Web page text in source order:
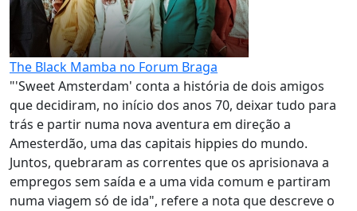
The Black Mamba no Forum Braga
"'Sweet Amsterdam' conta a história de dois amigos
que decidiram, no início dos anos 70, deixar tudo para
trás e partir numa nova aventura em direção a
Amesterdão, uma das capitais hippies do mundo.
Juntos, quebraram as correntes que os aprisionava a
empregos sem saída e a uma vida comum e partiram
numa viagem só de ida", refere a nota que descreve o